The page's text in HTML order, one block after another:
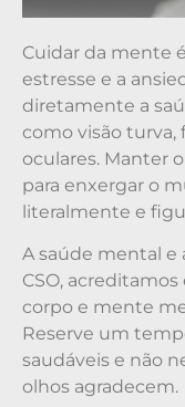
Cuidar da mente
estresse e a
diretamente a
como visão turva,
oculares. Manter
para enxergar o
literalmente e
A saúde mental e
CSO,
corpo e mente
Reserve um
saudáveis e não
olhos agradecem.